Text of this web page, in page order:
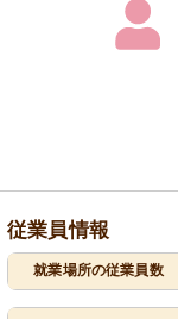
従業員情報
就業場所の従業員数